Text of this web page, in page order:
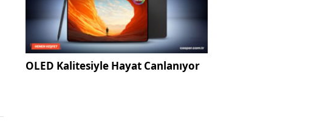
OLED Kalitesiyle Hayat Canlanıyor